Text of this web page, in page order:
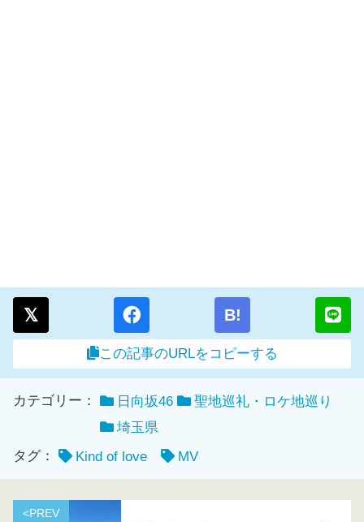
B!
この記事のURLをコピーする
カテゴリー： 日向坂46
聖地巡礼・ロケ地巡り
埼玉県
タグ：
Kind of love MV
<PREV